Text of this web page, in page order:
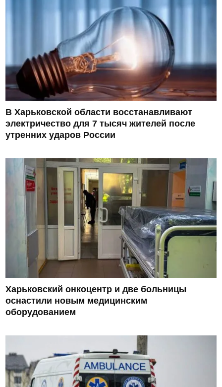
В Харьковской области восстанавливают
электричество для 7 тысяч жителей после
утренних ударов России
Харьковский онкоцентр и две больницы
оснастили новым медицинским
оборудованием